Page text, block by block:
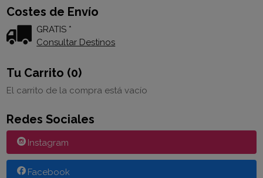
Costes de Envío
GRATIS *
Consultar Destinos
Tu Carrito (0)
El carrito de la compra está vacío
Redes Sociales
Instagram
Facebook